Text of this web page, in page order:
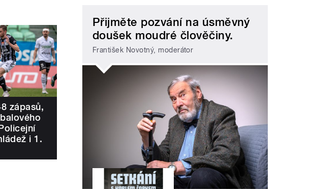
zápasů,
i 1.
Přijměte pozvání na úsměvný
doušek moudré člověčiny.
František Novotný, moderátor